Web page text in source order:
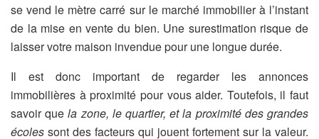
se vend le mètre carré sur le marché immobilier à l’instant
de la mise en vente du bien. Une surestimation risque de
laisser votre maison invendue pour une longue durée.
Il est donc important de regarder les annonces
immobilières à proximité pour vous aider. Toutefois, il faut
savoir quela zone, le quartier, et la proximité des grandes
écoles sont des facteurs qui jouent fortement sur la valeur.